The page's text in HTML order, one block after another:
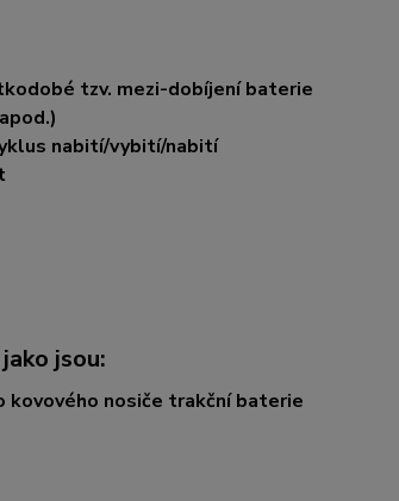
tzv. mezi-dobíjení baterie
nabití/vybití/nabití
jsou:
kovového nosiče trakční baterie